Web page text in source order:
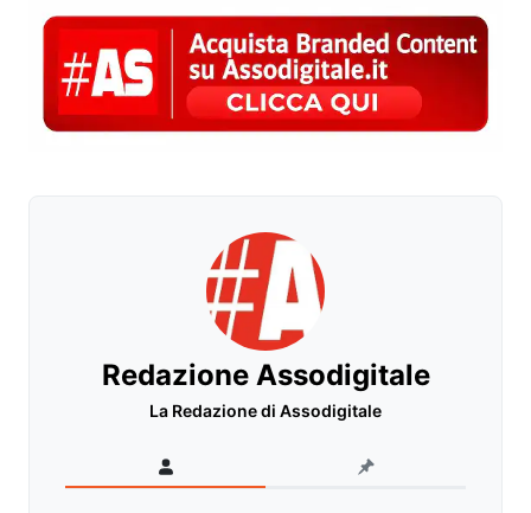
Redazione Assodigitale
La Redazione di Assodigitale